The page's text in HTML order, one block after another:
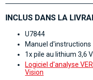
INCLUS DANS LA
U7844
Manuel d'instructions
1x pile au lithium 3,6 V
Logiciel d'analyse
Vision